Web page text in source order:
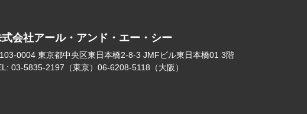
会社アール・アンド・エー・シー
0004 東京都中央区東日本橋2-8-3 JMFビル東日本橋01 3階
03-5835-2197（東京）06-6208-5118（大阪）